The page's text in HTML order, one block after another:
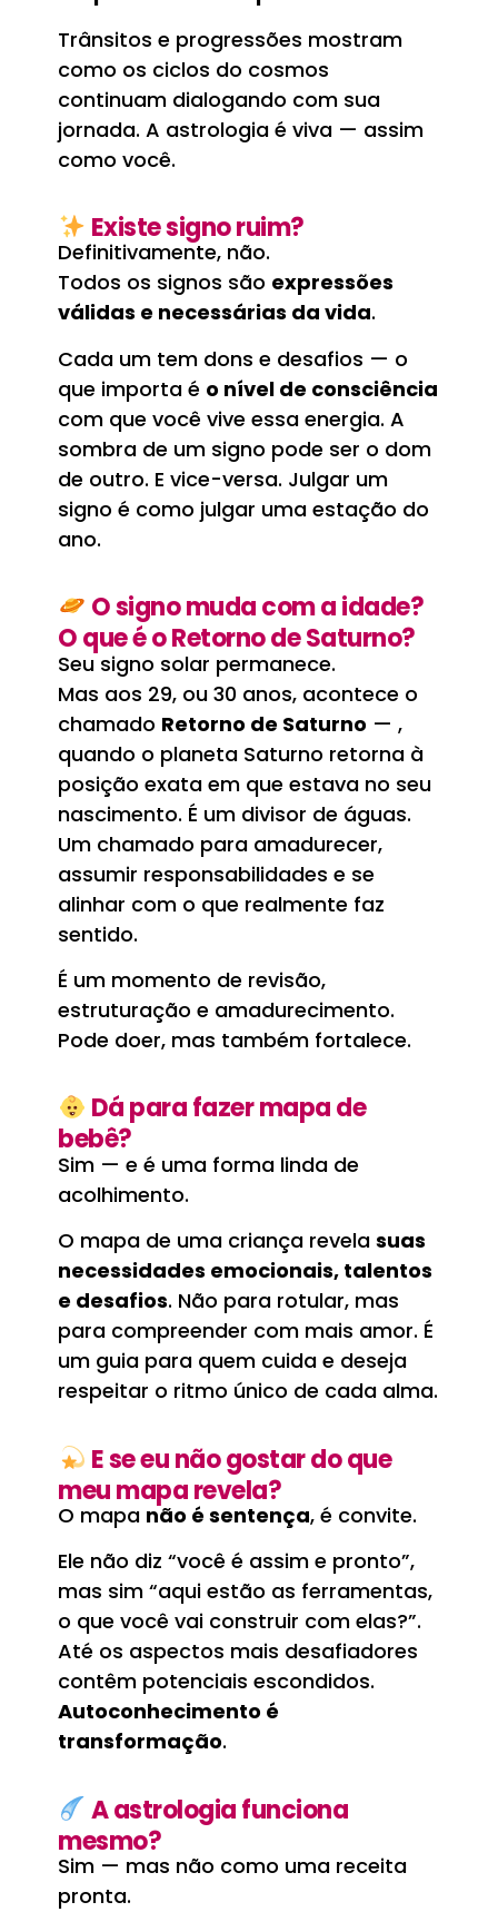
Trânsitos e progressões mostram
como os ciclos do cosmos
continuam dialogando com sua
jornada. A astrologia é viva — assim
como você.
Existe signo ruim?
Definitivamente, não.
Todos os signos são expressões
válidas e necessárias da vida.
Cada um tem dons e desafios — o
que importa é o nível de consciência
com que você vive essa energia. A
sombra de um signo pode ser o dom
de outro. E vice-versa. Julgar um
signo é como julgar uma estação do
ano.
O signo muda com a idade?
O que é o Retorno de Saturno?
Seu signo solar permanece.
Mas aos 29, ou 30 anos, acontece o
chamado Retorno de Saturno — ,
quando o planeta Saturno retorna à
posição exata em que estava no seu
nascimento. É um divisor de águas.
Um chamado para amadurecer,
assumir responsabilidades e se
alinhar com o que realmente faz
sentido.
É um momento de revisão,
estruturação e amadurecimento.
Pode doer, mas também fortalece.
Dá para fazer mapa de
bebê?
Sim — e é uma forma linda de
acolhimento.
O mapa de uma criança revelasuas
necessidades emocionais, talentos
e desafios. Não para rotular, mas
para compreender com mais amor. É
um guia para quem cuida e deseja
respeitar o ritmo único de cada alma.
E se eu não gostar do que
meu mapa revela?
O mapa não é sentença, é convite.
Ele não diz “você é assim e pronto”,
mas sim “aqui estão as ferramentas,
o que você vai construir com elas?”.
Até os aspectos mais desafiadores
contêm potenciais escondidos.
Autoconhecimento é
transformação.
A astrologia funciona
mesmo?
Sim — mas não como uma receita
pronta.